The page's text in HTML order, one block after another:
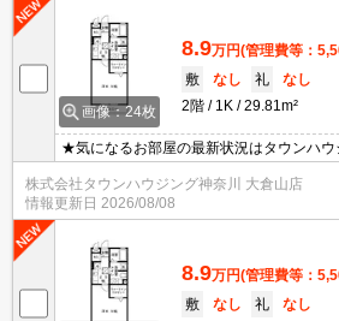
画像：24枚
8.9万円(管理費等：
敷
なし 礼
なし
2階
1K 29.81m²
★気になるお部屋の最新状況はタウンハ
株式会社タウンハウジング神奈川 大倉山店
情報更新日 2026/08/08
8.9万円(管理費等：
敷
なし 礼
なし